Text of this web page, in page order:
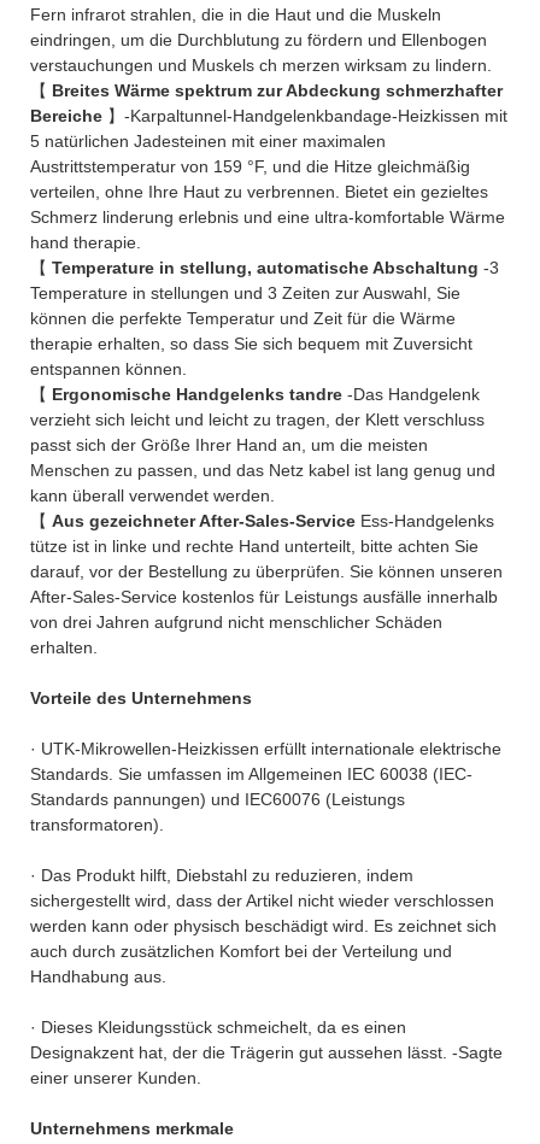
Fern infrarot strahlen, die in die Haut und die Muskeln
eindringen, um die Durchblutung zu fördern und Ellenbogen
verstauchungen und Muskels ch merzen wirksam zu lindern.
【 Breites Wärme spektrum zur Abdeckung schmerzhafter
Bereiche 】-Karpaltunnel-Handgelenkbandage-Heizkissen mit
5 natürlichen Jadesteinen mit einer maximalen
Austrittstemperatur von 159 °F, und die Hitze gleichmäßig
verteilen, ohne Ihre Haut zu verbrennen. Bietet ein gezieltes
Schmerz linderung erlebnis und eine ultra-komfortable Wärme
hand therapie.
【 Temperature in stellung, automatische Abschaltung -3
Temperature in stellungen und 3 Zeiten zur Auswahl, Sie
können die perfekte Temperatur und Zeit für die Wärme
therapie erhalten, so dass Sie sich bequem mit Zuversicht
entspannen können.
【 Ergonomische Handgelenks tandre -Das Handgelenk
verzieht sich leicht und leicht zu tragen, der Klett verschluss
passt sich der Größe Ihrer Hand an, um die meisten
Menschen zu passen, und das Netz kabel ist lang genug und
kann überall verwendet werden.
【 Aus gezeichneter After-Sales-Service Ess-Handgelenks
tütze ist in linke und rechte Hand unterteilt, bitte achten Sie
darauf, vor der Bestellung zu überprüfen. Sie können unseren
After-Sales-Service kostenlos für Leistungs ausfälle innerhalb
von drei Jahren aufgrund nicht menschlicher Schäden
erhalten.
Vorteile des Unternehmens
· UTK-Mikrowellen-Heizkissen erfüllt internationale elektrische
Standards. Sie umfassen im Allgemeinen IEC 60038 (IEC-
Standards pannungen) und IEC60076 (Leistungs
transformatoren).
· Das Produkt hilft, Diebstahl zu reduzieren, indem
sichergestellt wird, dass der Artikel nicht wieder verschlossen
werden kann oder physisch beschädigt wird. Es zeichnet sich
auch durch zusätzlichen Komfort bei der Verteilung und
Handhabung aus.
· Dieses Kleidungsstück schmeichelt, da es einen
Designakzent hat, der die Trägerin gut aussehen lässt. -Sagte
einer unserer Kunden.
Unternehmens merkmale